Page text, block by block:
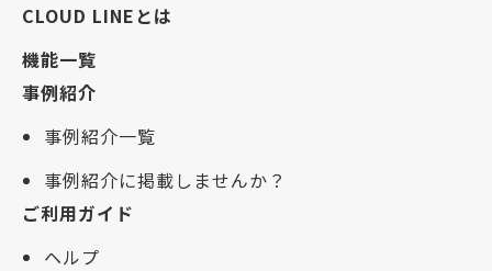
CLOUD LINEとは
機能一覧
事例紹介
事例紹介一覧
事例紹介に掲載しませんか？
ご利用ガイド
ヘルプ